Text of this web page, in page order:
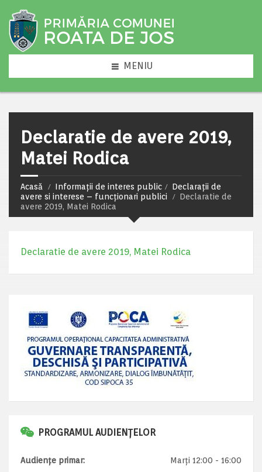
MENIU
Declaratie de avere 2019,
Matei Rodica
Acasă Informații de interes public
Declarații de
avere si interese – funcționari publici
Declaratie de
avere 2019, Matei Rodica
Declaratie de avere 2019, Matei Rodica
PROGRAMUL AUDIENȚELOR
Audiențe primar:
Marți 12:00 - 16:00